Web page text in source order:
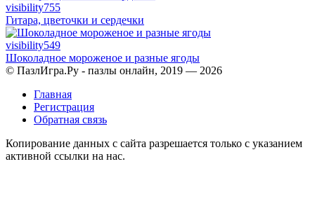
visibility755
Гитара, цветочки и сердечки
visibility549
Шоколадное мороженое и разные ягоды
© ПазлИгра.Ру - пазлы онлайн, 2019 — 2026
Главная
Регистрация
Обратная связь
Копирование данных с сайта разрешается только с указанием
активной ссылки на нас.